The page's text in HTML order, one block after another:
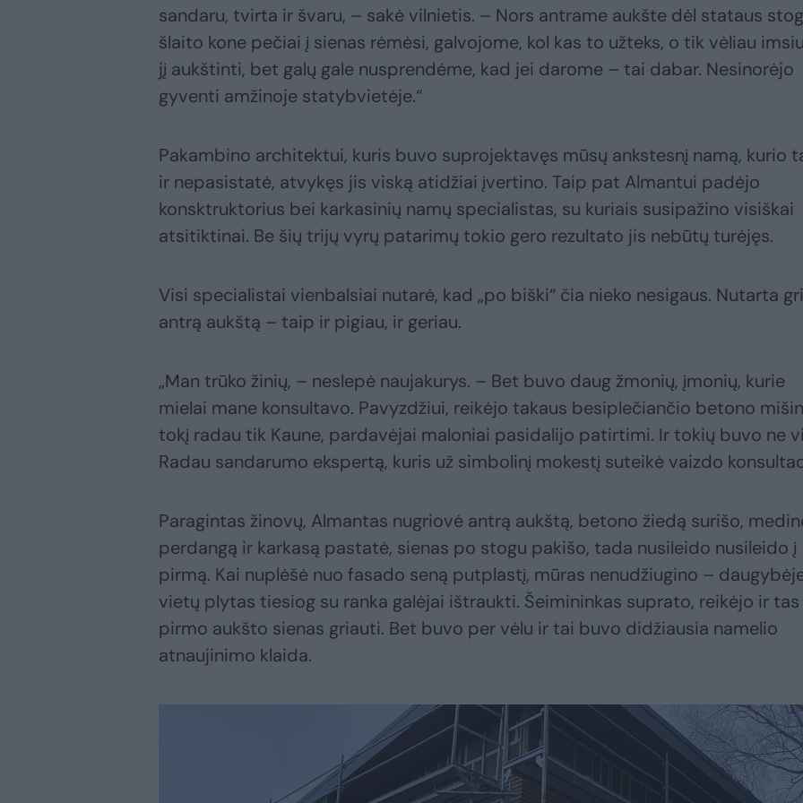
sandaru, tvirta ir švaru, – sakė vilnietis. – Nors antrame aukšte dėl stataus
šlaito kone pečiai į sienas rėmėsi, galvojome, kol kas to užteks, o tik vėliau
jį aukštinti, bet galų gale nusprendėme, kad jei darome – tai dabar. Nesinorėjo
gyventi amžinoje statybvietėje.“
Pakambino architektui, kuris buvo suprojektavęs mūsų ankstesnį namą, kurio
ir nepasistatė, atvykęs jis viską atidžiai įvertino. Taip pat Almantui padėjo
konsktruktorius bei karkasinių namų specialistas, su kuriais susipažino visiškai
atsitiktinai. Be šių trijų vyrų patarimų tokio gero rezultato jis nebūtų turėjęs.
Visi specialistai vienbalsiai nutarė, kad „po biški“ čia nieko nesigaus. Nutarta
antrą aukštą – taip ir pigiau, ir geriau.
„Man trūko žinių, – neslepė naujakurys. – Bet buvo daug žmonių, įmonių, kurie
mielai mane konsultavo. Pavyzdžiui, reikėjo takaus besiplečiančio betono
tokį radau tik Kaune, pardavėjai maloniai pasidalijo patirtimi. Ir tokių buvo ne
Radau sandarumo ekspertą, kuris už simbolinį mokestį suteikė vaizdo
Paragintas žinovų, Almantas nugriovė antrą aukštą, betono žiedą surišo,
perdangą ir karkasą pastatė, sienas po stogu pakišo, tada nusileido nusileido į
pirmą. Kai nuplėšė nuo fasado seną putplastį, mūras nenudžiugino –
vietų plytas tiesiog su ranka galėjai ištraukti. Šeimininkas suprato, reikėjo ir tas
pirmo aukšto sienas griauti. Bet buvo per vėlu ir tai buvo didžiausia namelio
atnaujinimo klaida.